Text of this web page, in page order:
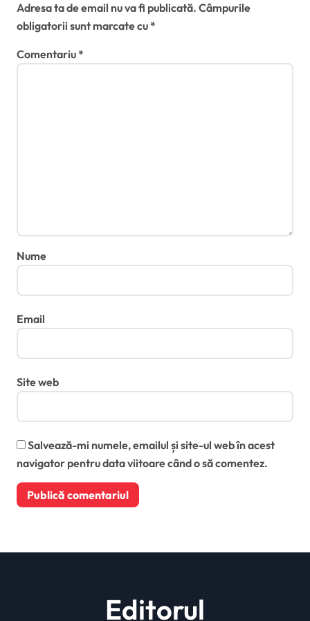
Adresa ta de email nu va fi publicată. Câmpurile
obligatorii sunt marcate cu*
Comentariu*
Nume
Email
Site web
Salvează-mi numele, emailul și site-ul web în acest
navigator pentru data viitoare când o să comentez.
Editorul